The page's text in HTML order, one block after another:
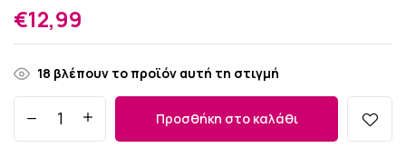
€12,99
18 βλέπουν το προϊόν αυτή τη στιγμή
Προσθήκη στο καλάθι